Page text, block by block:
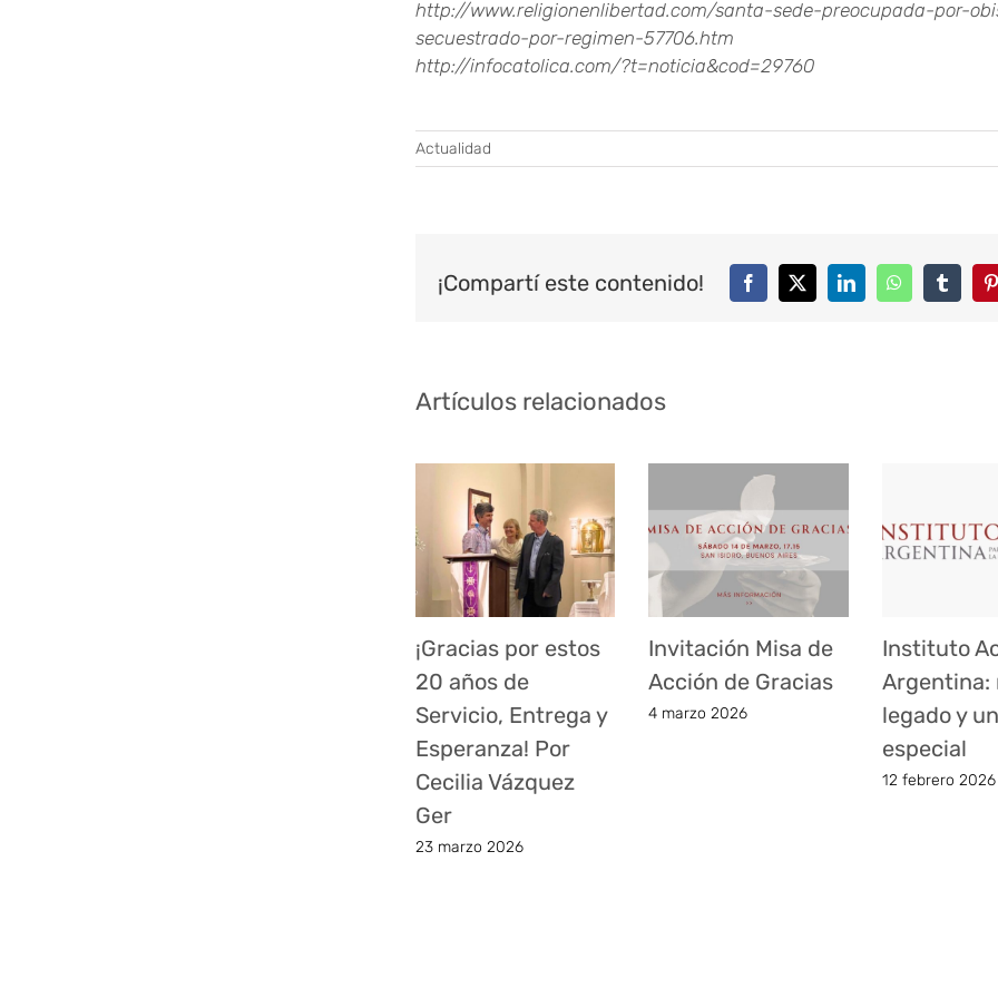
http://www.religionenlibertad.com/santa-sede-preocupada-por-
secuestrado-por-regimen-57706.htm
http://infocatolica.com/?t=noticia&cod=29760
Actualidad
¡Compartí este contenido! FacebookTwitterLinkedInWhatsAppTumblr
Artículos relacionados
¡Gracias por estos
20 años de
Servicio, Entrega y
Esperanza! Por
Cecilia Vázquez
Ger
23 marzo 2026
Invitación Misa de
Acción de Gracias
4 marzo 2026
Instituto
Argentina:
legado y
especial
12 febrero 2026